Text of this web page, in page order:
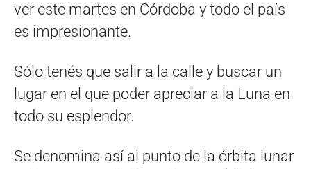
ver este martes en Córdoba y todo el país
es impresionante.
Sólo tenés que salir a la calle y buscar un
lugar en el que poder apreciar a la Luna en
todo su esplendor.
Se denomina así al punto de la órbita lunar